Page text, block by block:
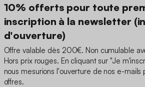
10% offerts pour toute
inscription à la newsletter
d'ouverture)
Offre valable dès 200€. Non cumulable
Hors prix rouges. En cliquant sur "Je
nous mesurions l'ouverture de nos e-mails
offres.